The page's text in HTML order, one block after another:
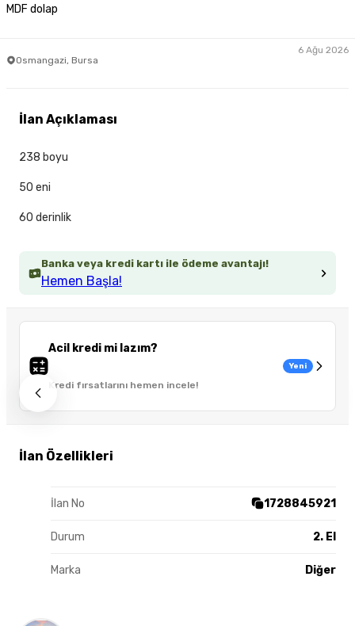
MDF dolap
Osmangazi, Bursa
6 Ağu 2026
Banka veya kredi kartı ile ödeme avantajı!
Hemen Başla!
Acil kredi mi lazım?
Kredi fırsatlarını hemen incele!
Yeni
İlan Özellikleri
İlan No 1728845921
Durum 2. El
Marka Diğer
İlan Açıklaması
238 boyu
50 eni
60 derinlik